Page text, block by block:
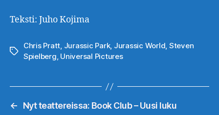
Teksti: Juho Kojima
Avainsanat
Chris Pratt, Jurassic Park, Jurassic World, Steven
Spielberg, Universal Pictures
←
Nyt teattereissa: Book Club – Uusi luku